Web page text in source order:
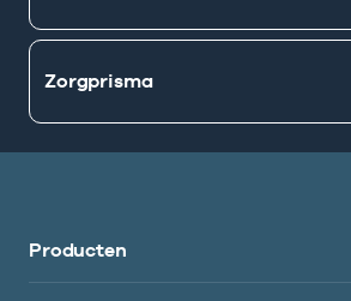
Zorgprisma
Producten